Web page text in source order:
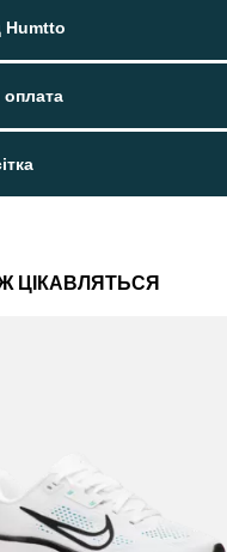
Humtto
оплата
ЦІКАВЛЯТЬСЯ